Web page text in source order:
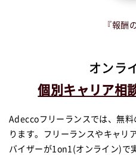
『報酬
オンラ
個別キャリア相
Adeccoフリーランスでは、無
ります。 フリーランスやキャリ
バイザーが1on1(オンライン)で